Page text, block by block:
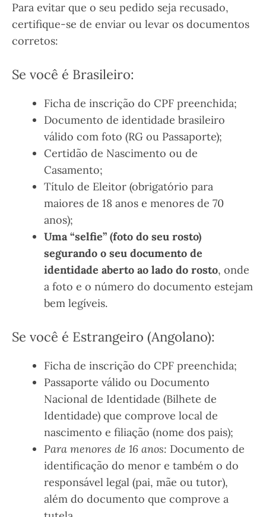
Para evitar que o seu pedido seja recusado,
certifique-se de enviar ou levar os documentos
corretos:
Se você é Brasileiro:
Ficha de inscrição do CPF preenchida;
Documento de identidade brasileiro
válido com foto (RG ou Passaporte);
Certidão de Nascimento ou de
Casamento;
Título de Eleitor (obrigatório para
maiores de 18 anos e menores de 70
anos);
Uma “selfie” (foto do seu rosto)
segurando o seu documento de
identidade aberto ao lado do rosto, onde
a foto e o número do documento estejam
bem legíveis.
Se você é Estrangeiro (Angolano):
Ficha de inscrição do CPF preenchida;
Passaporte válido ou Documento
Nacional de Identidade (Bilhete de
Identidade) que comprove local de
nascimento e filiação (nome dos pais);
Para menores de 16 anos: Documento de
identificação do menor e também o do
responsável legal (pai, mãe ou tutor),
além do documento que comprove a